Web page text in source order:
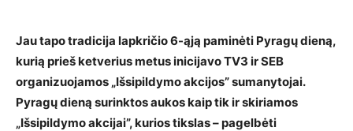
Jau tapo tradicija lapkričio 6-ąją paminėti Pyragų dieną,
kurią prieš ketverius metus inicijavo TV3 ir SEB
organizuojamos „Išsipildymo akcijos” sumanytojai.
Pyragų dieną surinktos aukos kaip tik ir skiriamos
„Išsipildymo akcijai”, kurios tikslas – pagelbėti